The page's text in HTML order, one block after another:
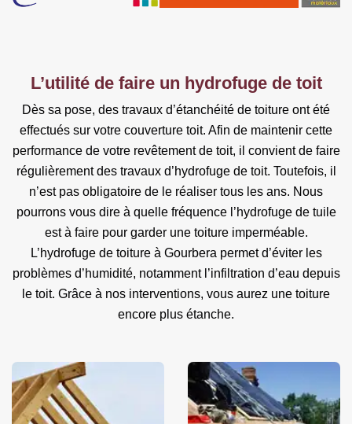
L’utilité de faire un hydrofuge de toit
Dès sa pose, des travaux d’étanchéité de toiture ont été
effectués sur votre couverture toit. Afin de maintenir cette
performance de votre revêtement de toit, il convient de faire
régulièrement des travaux d’hydrofuge de toit. Toutefois, il
n’est pas obligatoire de le réaliser tous les ans. Nous
pourrons vous dire à quelle fréquence l’hydrofuge de tuile
est à faire pour garder une toiture imperméable.
L’hydrofuge de toiture à Gourbera permet d’éviter les
problèmes d’humidité, notamment l’infiltration d’eau depuis
le toit. Grâce à nos interventions, vous aurez une toiture
encore plus étanche.